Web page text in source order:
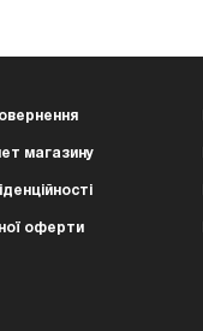
магазину
оферти